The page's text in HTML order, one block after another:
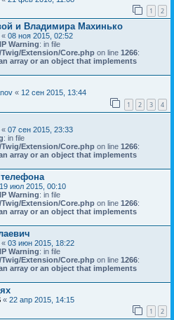
1 2
и Владимира Махинько
« 08 ноя 2015, 02:52
Warning: in file
Extension/Core.php on line 1266:
array or an object that implements
« 12 сен 2015, 13:44
1 2 3 4
« 07 сен 2015, 23:33
: in file
Extension/Core.php on line 1266:
array or an object that implements
19 июл 2015, 00:10
Warning: in file
Extension/Core.php on line 1266:
array or an object that implements
« 03 июн 2015, 18:22
Warning: in file
Extension/Core.php on line 1266:
array or an object that implements
« 22 апр 2015, 14:15
1 2